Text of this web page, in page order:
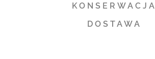
KONSERWACJA
DOSTAWA